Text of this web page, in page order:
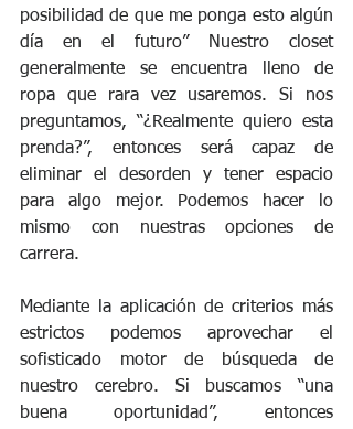
posibilidad de que me ponga esto algún
día en el futuro” Nuestro closet
generalmente se encuentra lleno de
ropa que rara vez usaremos. Si nos
preguntamos, “¿Realmente quiero esta
prenda?”, entonces será capaz de
eliminar el desorden y tener espacio
para algo mejor. Podemos hacer lo
mismo con nuestras opciones de
carrera.
Mediante la aplicación de criterios más
estrictos podemos aprovechar el
sofisticado motor de búsqueda de
nuestro cerebro. Si buscamos “una
buena oportunidad”, entonces